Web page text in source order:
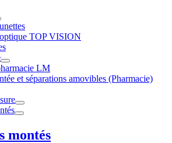
TOP VISION
LM
et séparations amovibles (Pharmacie)
montés